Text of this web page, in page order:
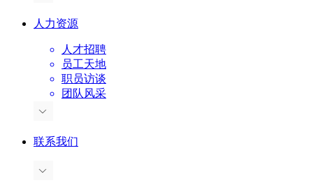
人力资源
人才招聘
员工天地
职员访谈
团队风采
联系我们